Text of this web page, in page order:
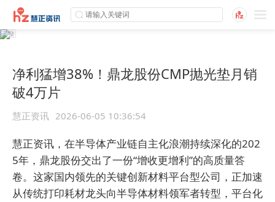
净利猛增38%！鼎龙股份CMP抛光垫月销
破4万片
慧正资讯 2026-06-05 10:36:54
慧正资讯，在半导体产业链自主化浪潮持续深化的202
5年，鼎龙股份交出了一份“增收更增利”的高质量答
卷。这家国内领先的关键创新材料平台型公司，正加速
从传统打印耗材龙头向半导体材料领军者转型，平台化